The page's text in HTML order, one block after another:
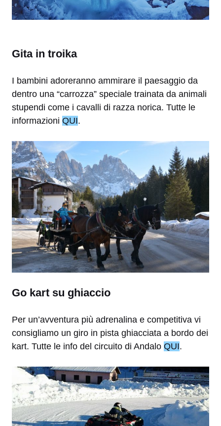
Gita in troika
I bambini adoreranno ammirare il paesaggio da
dentro una “carrozza” speciale trainata da animali
stupendi come i cavalli di razza norica. Tutte le
informazioni QUI.
Go kart su ghiaccio
Per un’avventura più adrenalina e competitiva vi
consigliamo un giro in pista ghiacciata a bordo dei
kart. Tutte le info del circuito di Andalo QUI.